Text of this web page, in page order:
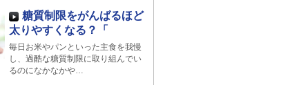
糖質制限をがんばるほど
太りやすくなる？「
毎日お米やパンといった主食を我慢
し、過酷な糖質制限に取り組んでい
るのになかなかや…